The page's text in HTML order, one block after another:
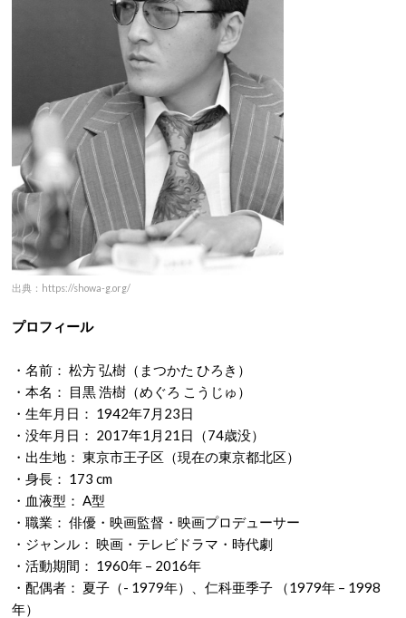
出典：https://showa-g.org/
プロフィール
・名前： 松方 弘樹（まつかた ひろき）
・本名： 目黒 浩樹（めぐろ こうじゅ）
・生年月日： 1942年7月23日
・没年月日： 2017年1月21日（74歳没）
・出生地： 東京市王子区（現在の東京都北区）
・身長： 173 cm
・血液型： A型
・職業： 俳優・映画監督・映画プロデューサー
・ジャンル： 映画・テレビドラマ・時代劇
・活動期間： 1960年 – 2016年
・配偶者： 夏子（- 1979年）、仁科亜季子 （1979年 – 1998
年）